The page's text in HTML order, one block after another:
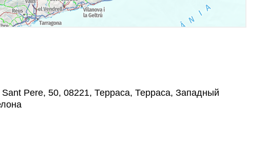
Pere, 50, 08221, Терраса, Терраса, Западный